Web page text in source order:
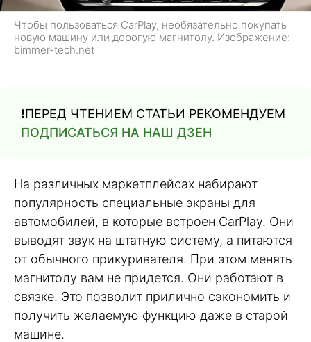
Чтобы пользоваться CarPlay, необязательно покупать
новую машину или дорогую магнитолу. Изображение:
bimmer-tech.net
❗️ПЕРЕД ЧТЕНИЕМ СТАТЬИ РЕКОМЕНДУЕМ
ПОДПИСАТЬСЯ НА НАШ ДЗЕН
На различных маркетплейсах набирают
популярность специальные экраны для
автомобилей, в которые встроен CarPlay. Они
выводят звук на штатную систему, а питаются
от обычного прикуривателя. При этом менять
магнитолу вам не придется. Они работают в
связке. Это позволит прилично сэкономить и
получить желаемую функцию даже в старой
машине.